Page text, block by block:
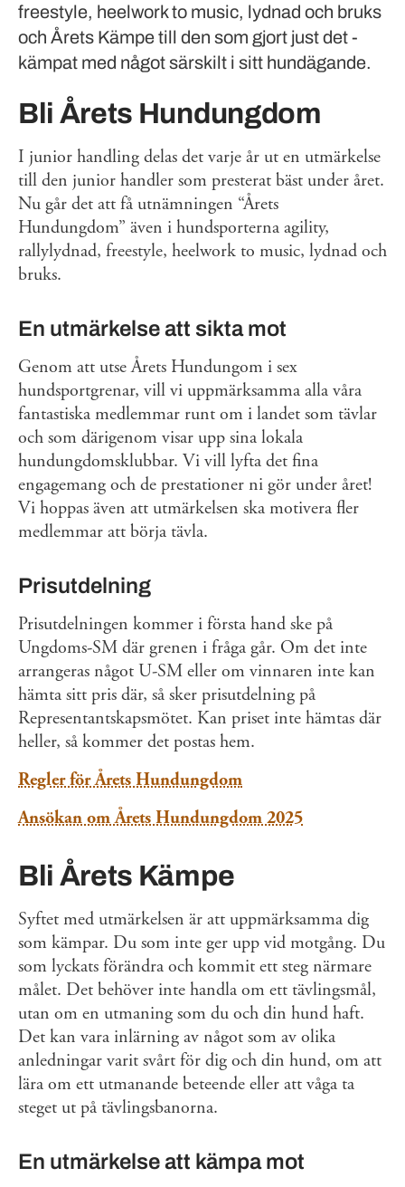
freestyle, heelwork to music, lydnad och bruks
och Årets Kämpe till den som gjort just det -
kämpat med något särskilt i sitt hundägande.
Bli Årets Hundungdom
I junior handling delas det varje år ut en utmärkelse
till den junior handler som presterat bäst under året.
Nu går det att få utnämningen “Årets
Hundungdom” även i hundsporterna agility,
rallylydnad, freestyle, heelwork to music, lydnad och
bruks.
En utmärkelse att sikta mot
Genom att utse Årets Hundungom i sex
hundsportgrenar, vill vi uppmärksamma alla våra
fantastiska medlemmar runt om i landet som tävlar
och som därigenom visar upp sina lokala
hundungdomsklubbar. Vi vill lyfta det fina
engagemang och de prestationer ni gör under året!
Vi hoppas även att utmärkelsen ska motivera fler
medlemmar att börja tävla.
Prisutdelning
Prisutdelningen kommer i första hand ske på
Ungdoms-SM där grenen i fråga går. Om det inte
arrangeras något U-SM eller om vinnaren inte kan
hämta sitt pris där, så sker prisutdelning på
Representantskapsmötet. Kan priset inte hämtas där
heller, så kommer det postas hem.
Regler för Årets Hundungdom
Ansökan om Årets Hundungdom 2025
Bli Årets Kämpe
Syftet med utmärkelsen är att uppmärksamma dig
som kämpar. Du som inte ger upp vid motgång. Du
som lyckats förändra och kommit ett steg närmare
målet. Det behöver inte handla om ett tävlingsmål,
utan om en utmaning som du och din hund haft.
Det kan vara inlärning av något som av olika
anledningar varit svårt för dig och din hund, om att
lära om ett utmanande beteende eller att våga ta
steget ut på tävlingsbanorna.
En utmärkelse att kämpa mot